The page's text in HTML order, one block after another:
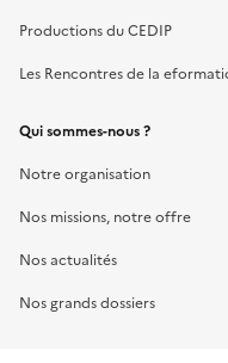
Productions du CEDIP
Les Rencontres de la
Qui sommes-nous ?
Notre organisation
Nos missions, notre offre
Nos actualités
Nos grands dossiers